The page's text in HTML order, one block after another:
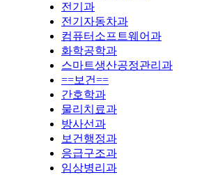
전기과
전기자동차과
컴퓨터소프트웨어과
화학공학과
스마트생산공정관리과
==보건==
간호학과
물리치료과
방사선과
보건행정과
응급구조과
임상병리과